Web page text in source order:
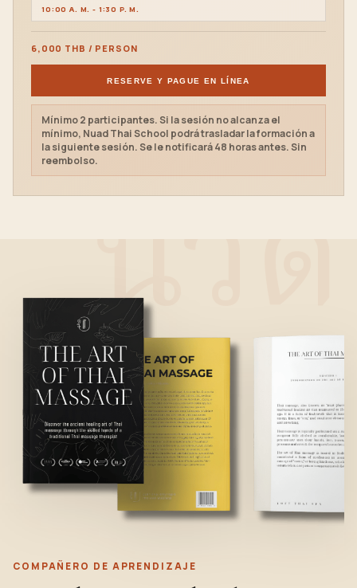
10:00 A. M. - 1:30 P. M.
6,000 THB / PERSON
RESERVE Y PAGUE EN LÍNEA
Mínimo 2 participantes. Si la sesión no alcanza el
mínimo, Nuad Thai School podrá trasladar la formación a
la siguiente sesión. Se le notificará 48 horas antes. Sin
reembolso.
COMPAÑERO DE APRENDIZAJE